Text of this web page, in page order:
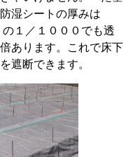
湿シートの厚みは
１／１０００でも透
あります。これで床下
遮断できます。